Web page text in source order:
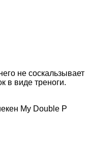
не соскальзывает
в виде треноги.
My Double P